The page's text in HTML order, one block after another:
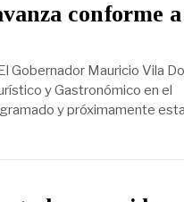
conforme
Gobernador Mauricio Vila
y Gastronómico en el
y próximamente